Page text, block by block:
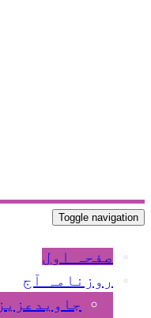
Toggle navigation
صفحہ اول
روزنامہ آج
جاویدعزیز